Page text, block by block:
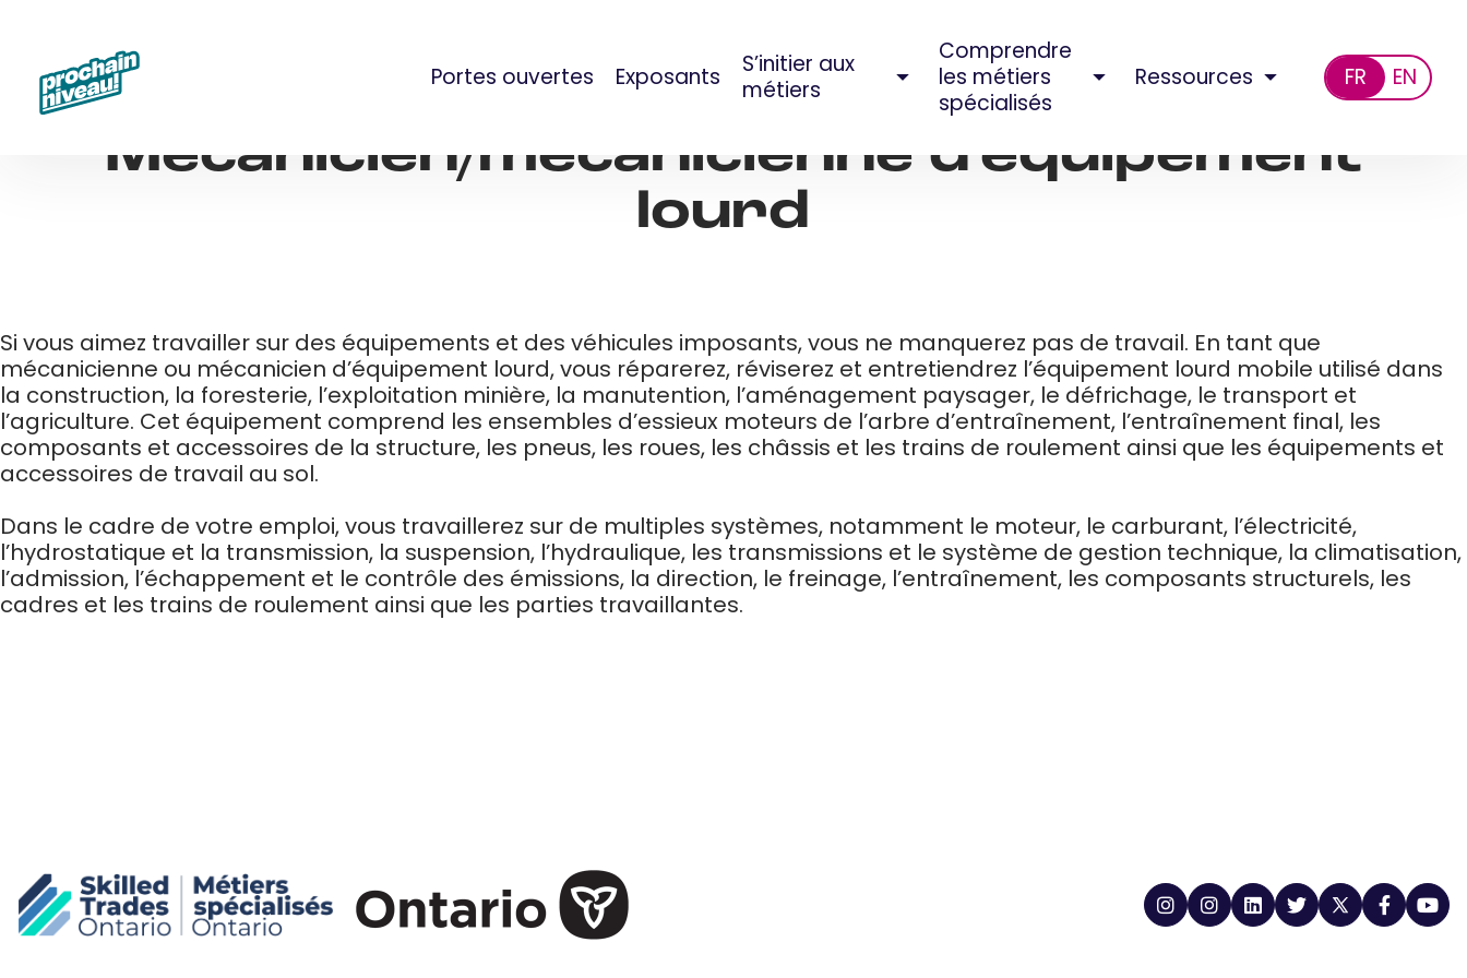
Portes ouvertes Exposants
S’initier aux
métiers
Comprendre
les métiers
spécialisés
Ressources FR EN
SEP 07, 2023
Mécanicien/mécanicienne d’équipement
lourd
Si vous aimez travailler sur des équipements et des véhicules imposants, vous ne manquerez pas de travail. En tant que
mécanicienne ou mécanicien d’équipement lourd, vous réparerez, réviserez et entretiendrez l’équipement lourd mobile utilisé dans
la construction, la foresterie, l’exploitation minière, la manutention, l’aménagement paysager, le défrichage, le transport et
l’agriculture. Cet équipement comprend les ensembles d’essieux moteurs de l’arbre d’entraînement, l’entraînement final, les
composants et accessoires de la structure, les pneus, les roues, les châssis et les trains de roulement ainsi que les équipements et
accessoires de travail au sol.
Dans le cadre de votre emploi, vous travaillerez sur de multiples systèmes, notamment le moteur, le carburant, l’électricité,
l’hydrostatique et la transmission, la suspension, l’hydraulique, les transmissions et le système de gestion technique, la climatisation,
l’admission, l’échappement et le contrôle des émissions, la direction, le freinage, l’entraînement, les composants structurels, les
cadres et les trains de roulement ainsi que les parties travaillantes.